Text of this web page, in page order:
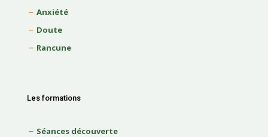
Anxiété
Doute
Rancune
Les formations
Séances découverte